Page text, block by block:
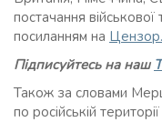
постачання
посиланням на
Підписуйтесь на наш
Також за словами
по російській